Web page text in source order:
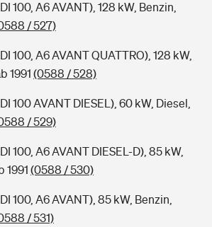
100, A6 AVANT), 128 kW, Benzin,
/ 527)
100, A6 AVANT QUATTRO), 128 kW,
1991 (0588 / 528)
100 AVANT DIESEL), 60 kW, Diesel,
/ 529)
100, A6 AVANT DIESEL-D), 85 kW,
1991 (0588 / 530)
100, A6 AVANT), 85 kW, Benzin,
/ 531)